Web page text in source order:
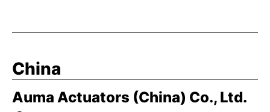
China
Auma Actuators (China) Co., Ltd.